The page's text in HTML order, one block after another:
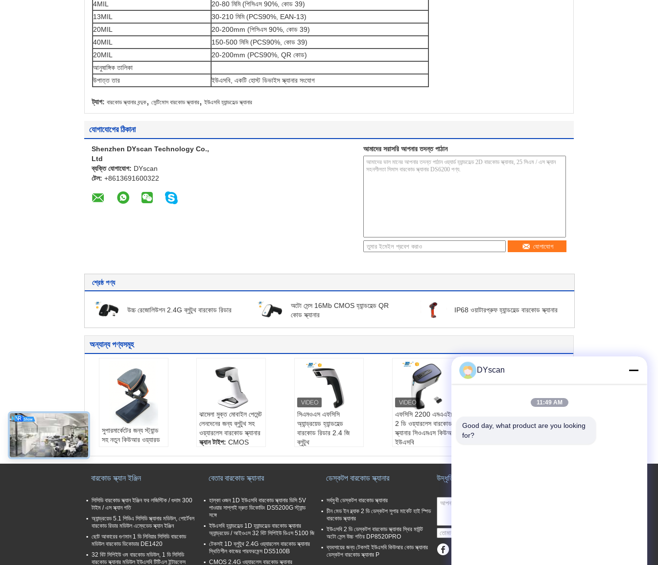
4MIL
20-80 মিমি (পিসিএস 90%, কোড 39)
13MIL
30-210 মিমি (PCS90%, EAN-13)
20MIL
20-200mm (পিসিএস 90%, কোড 39)
40MIL
150-500 মিমি (PCS90%, কোড 39)
20MIL
20-200mm (PCS90%, QR কোড)
আনুষাঙ্গিক তালিকা
উপাত্ত তার
ইউএসবি, একটি হোস্ট ডিভাইস স্ক্যানার সংযোগ
ট্যাগ: বারকোড স্ক্যানার বন্দুক, সেন্টিমোস বারকোড স্ক্যানার, ইউএসবি হ্যান্ডহেল্ড স্ক্যানার
যোগাযোগের ঠিকানা
Shenzhen DYscan Technology Co.,
Ltd
ব্যক্তি যোগাযোগ: DYscan
টেল: +8613691600322
আমাদের সরাসরি আপনার তদন্ত পাঠান
যোগাযোগ
শ্রেষ্ঠ পণ্য
উচ্চ রেজোলিউশন 2.4G ব্লুটুথ বারকোড রিডার
অটো সেন্স 16Mb CMOS হ্যান্ডহেল্ড QR
কোড স্ক্যানার
IP68 ওয়াটারপ্রুফ হ্যান্ডহেল্ড বারকোড স্ক্যানার
অন্যান্য পণ্যসমূহ
সুপারমার্কেটের জন্য স্ট্যান্ড
সহ নতুন কিউআর ওয়্যারড
ঝামেলা মুক্ত মোবাইল পেমেন্ট
লেনদেনের জন্য ব্লুটুথ সহ
ওয়্যারলেস বারকোড স্ক্যানার
স্ক্যান টাইপ:CMOS
মাঠের গভীরতা:5mil:50~
270mm
সিএমওএস এফসিসি
অ্যান্ড্রয়েড হ্যান্ডহেল্ড
বারকোড রিডার 2.4 জি
ব্লুটুথ
550 মিমি
এফসিসি 2200 এমএএইচ
2 ডি ওয়্যারলেস বারকোড
স্ক্যানার সিওএমএস কিউআর
ইউএসবি
50 ~ 130 মিমি ， 13
মিলিল ： 50 ~ 270 মিমি
সিসিডি বারকোড স্ক্যানার,
বারকোড স্ক্যান ইঞ্জিন
সিসিডি বারকোড স্ক্যান ইঞ্জিন ফর লজিস্টিক / গুদাম 300
টাইম / এস স্ক্যান গতি
অ্যান্ড্রয়েড 5.1 পিডিএ সিসিডি স্ক্যানার মডিউল, পোর্টেবল
বারকোড রিডার মডিউল এম্বেডেড স্ক্যান ইঞ্জিন
ছোট আকারের গুণমান 1 ডি লিনিয়ার সিসিডি বারকোড
মডিউল বারকোড ডিকোডার DE1420
32 বিট সিপিইউ ওম বারকোড মডিউল, 1 ডি সিসিডি
বারকোড স্ক্যানার মডিউল ইউএসবি টিটিএল ইন্টারফেস
বেতার বারকোড স্ক্যানার
হাল্কা ওজন 1D ইউএসবি বারকোড স্ক্যানার ডিসি 5V
পাওয়ার সাপ্লাই দ্রুত ডিকোডিং DS5200G স্ট্যান্ড
সঙ্গে
ইউএসবি হ্যান্ডহেল্ড 1D হ্যান্ডহেল্ড বারকোড স্ক্যানার
অ্যান্ড্রয়েড / আইওএস 32 বিট সিপিইউ ডিএস 5100 জি
টেকসই 1D ব্লুটুথ 2.4G ওয়্যারলেস বারকোড স্ক্যানার
স্থিতিশীল কাজের পারফরমেন্স DS5100B
CMOS 2.4G ওয়্যারলেস বারকোড স্ক্যানার
ডেস্কটপ বারকোড স্ক্যানার
সর্বমুখী ডেস্কটপ বারকোড স্ক্যানার
চীন মেড ইন ব্ল্যাক 2 ডি ডেস্কটপ সুপার মার্কেট হাই স্পিড
বারকোড স্ক্যানার
ইউএসবি 2 ডি ডেস্কটপ বারকোড স্ক্যানার স্থির মাউন্ট
অটো সেন্স উচ্চ গতির DP8520PRO
ব্যবসায়ের জন্য টেকসই ইউএসবি কিউআর কোড স্ক্যানার
ডেস্কটপ বারকোড স্ক্যানার P
উদ্ধৃতির জন্য আবেদন
DYscan
11:49 AM
Good day, what product are you looking
for?